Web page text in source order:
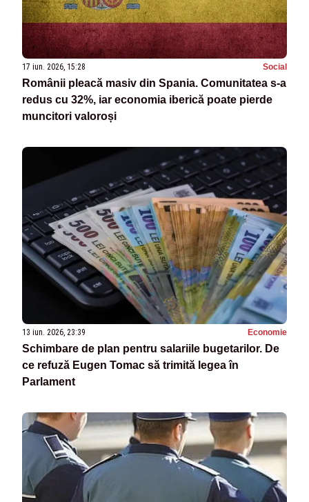
17 iun. 2026, 15:28 Social
Românii pleacă masiv din Spania. Comunitatea s-a
redus cu 32%, iar economia iberică poate pierde
muncitori valoroși
13 iun. 2026, 23:39 Economie
Schimbare de plan pentru salariile bugetarilor. De
ce refuză Eugen Tomac să trimită legea în
Parlament